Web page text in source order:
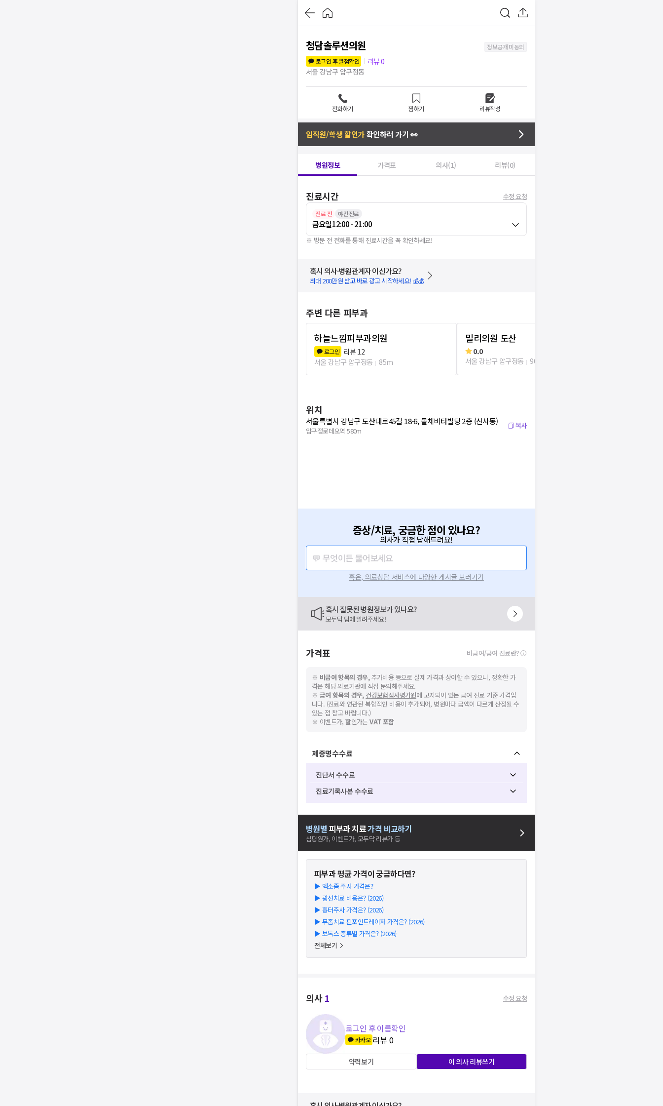
청담솔루션의원
정보공개 미동의
로그인 후 별점확인
리뷰0
서울 강남구 압구정동
전화하기 찜하기 리뷰작성
임직원/학생 할인가확인하러 가기 👀
병원정보 가격표 의사(1) 리뷰(0)
진료시간 수정 요청
진료 전 야간진료
금요일12:00 - 21:00
※ 방문 전 전화를 통해 진료시간을 꼭 확인하세요!
혹시 의사·병원관계자 이신가요?
최대 200만원 받고 바로 광고 시작하세요! 💰💰
주변 다른 피부과
하늘느낌피부과의원
로그인 리뷰 12
서울 강남구 압구정동
85m
밀리의원 도산
0.0
서울 강남구 압구정동
90m
위치
서울특별시 강남구 도산대로45길 18-6, 돌체비타빌딩 2층 (신사동)
압구정로데오역 580m
복사
증상/치료, 궁금한 점이 있나요?
의사가 직접 답해드려요!
💬 무엇이든 물어보세요
혹은, 의료상담 서비스에 다양한 게시글 보러가기
혹시 잘못된 병원정보가 있나요?
모두닥 팀에 알려주세요!
가격표 비급여/급여 진료란?
※ 비급여 항목의 경우,추가비용 등으로 실제 가격과 상이할 수 있으니, 정확한 가
격은 해당 의료기관에 직접 문의해주세요.
※ 급여 항목의 경우, 건강보험심사평가원에 고지되어 있는 급여 진료 기준 가격입
니다. (진료와 연관된 복합적인 비용이 추가되어, 병원마다 금액이 다르게 산정될 수
있는 점 참고 바랍니다.)
※ 이벤트가, 할인가는VAT 포함
제증명수수료
진단서 수수료
진료기록사본 수수료
병원별 피부과치료가격 비교하기
심평원가, 이벤트가, 모두닥 리뷰가 등
피부과평균 가격이 궁금하다면?
▶ 엑소좀 주사 가격은?
▶ 광선치료 비용은? (2026)
▶ 흉터주사 가격은? (2026)
▶ 무좀치료 핀포인트레이저 가격은? (2026)
▶ 보톡스 종류별 가격은? (2026)
전체보기
의사1 수정 요청
로그인 후 이름확인
카카오 리뷰0
약력보기 이 의사 리뷰쓰기
요청하신 작업을 처리하지 못했습니다.
네트워크 또는 서버의 일시적인 오류로, 잠시 후 다시 시도해주세요.
확인